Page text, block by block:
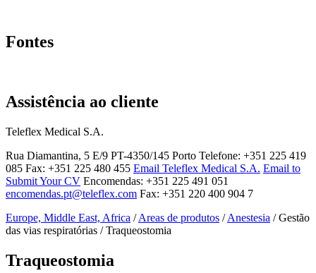
Fontes
Assistência ao cliente
Teleflex Medical S.A.
Rua Diamantina, 5 E/9 PT-4350/145 Porto Telefone: +351 225 419
085 Fax: +351 225 480 455 Email Teleflex Medical S.A. Email to
Submit Your CV Encomendas: +351 225 491 051
encomendas.pt@teleflex.com Fax: +351 220 400 904 7
Europe, Middle East, Africa /Areas de produtos /Anestesia / Gestão
das vias respiratórias / Traqueostomia
Traqueostomia